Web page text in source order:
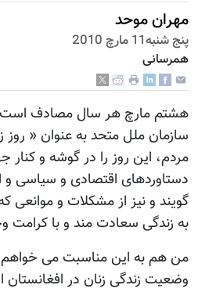
مهران موحد
پنج شنبه11 مارچ 2010
همرسانی
هشتم مارچ هر سال مصادف است
سازمان ملل متحد به عنوان «
مردم، این روز را در گوشه و کنار
دستاوردهای اقتصادی و سیاسی
گویند و نیز از مشکلات و موانعی
به زندگی سعادت مند و با کرامت
من هم به این مناسبت می
وضعیت زندگی زنان در افغانستان